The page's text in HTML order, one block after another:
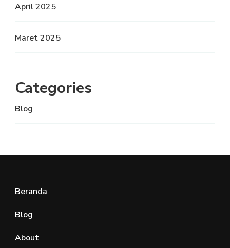
April 2025
Maret 2025
Categories
Blog
Beranda
Blog
About